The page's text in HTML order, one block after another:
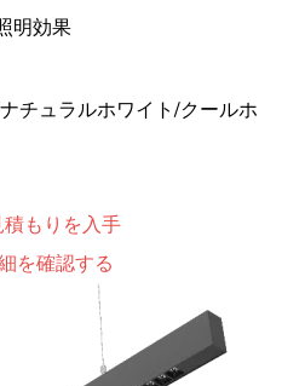
明効果
チュラルホワイト/クールホ
もりを入手
を確認する